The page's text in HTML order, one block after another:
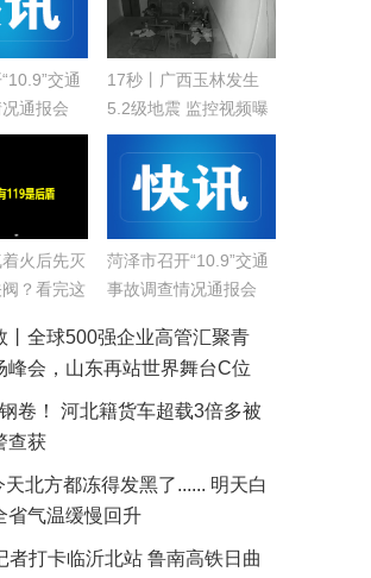
交通
通报会
17秒丨广西玉林发生
5.2级地震 监控视频曝
光
火后先灭
？看完这
菏泽市召开“10.9”交通
事故调查情况通报会
丨全球500强企业高管汇聚青
峰会，山东再站世界舞台C位
卷！ 河北籍货车超载3倍多被
查获
天北方都冻得发黑了...... 明天白
省气温缓慢回升
者打卡临沂北站 鲁南高铁日曲